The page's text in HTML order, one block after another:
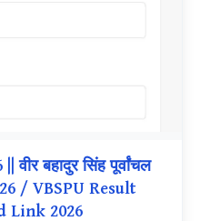
बहादुर सिंह पूर्वांचल
/ VBSPU Result
Link 2026